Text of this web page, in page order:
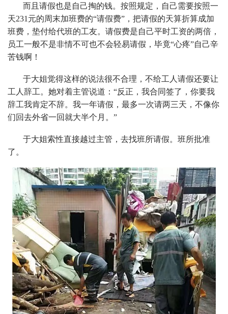
而且请假也是自己掏的钱。按照规定，自己需要按照一
天231元的周末加班费的“请假费”，把请假的天算折算成加
班费，垫付给代班的工友。请假费是自己平时工资的两倍，
员工一般不是非情不可也不会轻易请假，毕竟“心疼”自己辛
苦钱啊！
于大姐觉得这样的说法很不合理，不给工人请假还要让
工人辞工。她对着主管说道：“反正，我合同签了，你要我
辞工我肯定不辞。我一年请假，最多一次请两三天，不像你
们回去外省一回就大半个月。”
于大姐索性直接越过主管，去找班所请假。班所批准
了。